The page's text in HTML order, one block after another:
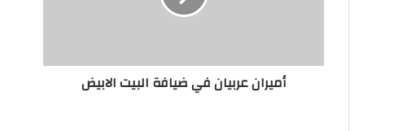
أميران عربيان في ضيافة البيت الابيض